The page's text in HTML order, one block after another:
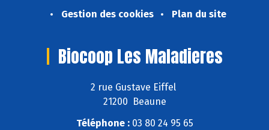
Gestion des cookies
Plan du site
Biocoop Les Maladieres
2 rue Gustave Eiffel
21200 Beaune
Téléphone :03 80 24 95 65